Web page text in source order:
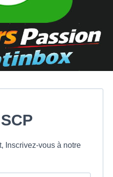
Inscrivez-vous à notre